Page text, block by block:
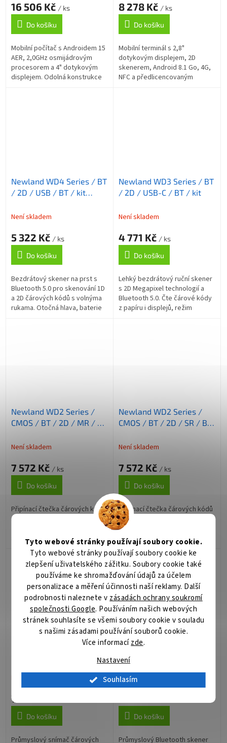
Tyto webové stránky používají soubory cookie.
Tyto webové stránky používají soubory cookie ke
zlepšení uživatelského zážitku. Soubory cookie také
používáme ke shromažďování údajů za účelem
personalizace a měření účinnosti naší reklamy. Další
podrobnosti naleznete v zásadách ochrany soukromí
společnosti Google. Používáním našich webových
stránek souhlasíte se všemi soubory cookie v souladu
s našimi zásadami používání souborů cookie.
Více informacízde.
Nastavení
Souhlasím
16 506 Kč / ks
Do košíku
Mobilní počítač s Androidem 15
AER, 2,0GHz osmijádrovým
procesorem a 4" dotykovým
displejem. Odolná konstrukce
8 278 Kč / ks
Do košíku
Mobilní terminál s 2,8"
dotykovým displejem, 2D
skenerem, Android 8.1 Go, 4G,
NFC a předlicencovaným
Newland WD4 Series / BT
/ 2D / USB / BT / kit
Není skladem
5 322 Kč / ks
Do košíku
Bezdrátový skener na prst s
Bluetooth 5.0 pro skenování 1D
a 2D čárových kódů s volnýma
rukama. Otočná hlava, baterie
Newland WD3 Series / BT
/ 2D / USB-C / BT / kit
Není skladem
4 771 Kč / ks
Do košíku
Lehký bezdrátový ruční skener
s 2D Megapixel technologií a
Bluetooth 5.0. Čte čárové kódy
z papíru i displejů, režim
Newland WD2 Series /
CMOS / BT / 2D / MR / BT
Není skladem
7 572 Kč / ks
Do košíku
Připínací čtečka čárových kódů
s Bluetooth 5.0 a laserovým
snímač, hloubka čtení až 3,5 m,
baterie 670 mAh s výdrží 10
hodin, IP65, odolnost proti
pádu...
Newland WD2 Series /
CMOS / BT / 2D / SR / BT
Není skladem
7 572 Kč / ks
Do košíku
Připínací čtečka čárových kódů
s 2D megapixelovým snímačem
a technologií Bluetooth 5.0.
Umožňuje práci s volnýma
rukama díky ergonomickému
elektronickému řemínku, dosah
až 80 m,...
NewLand NVH300-Serie /
oranžová
7 595 Kč
Do košíku
Průmyslový snímač čárových
Newland NVH220 Lophius
USB / RS232 / BT / PS /2
/ kit (USB) / černá /
oranžová
Není skladem
Do košíku
Průmyslový Bluetooth skener